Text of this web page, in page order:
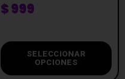
$999
SELECCIONAR
OPCIONES